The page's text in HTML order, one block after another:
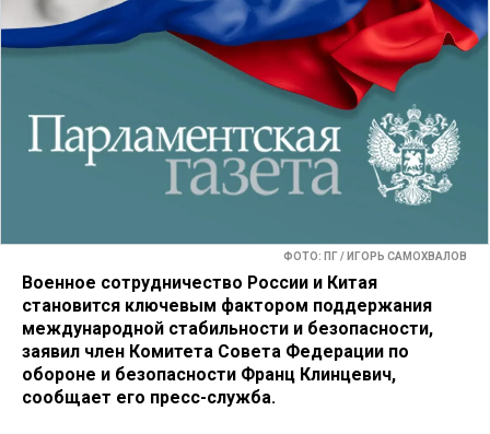
ФОТО: ПГ / ИГОРЬ САМОХВАЛОВ
Военное сотрудничество России и Китая
становится ключевым фактором поддержания
международной стабильности и безопасности,
заявил член Комитета Совета Федерации по
обороне и безопасности Франц Клинцевич,
сообщает его пресс-служба.